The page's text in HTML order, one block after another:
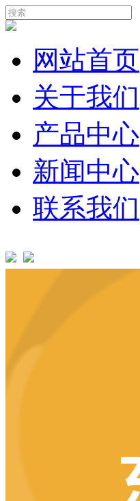
网站首页
关于我们
产品中心
新闻中心
联系我们